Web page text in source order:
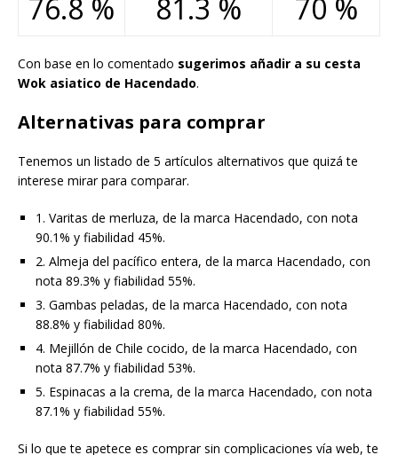
76.8 % 81.3 % 70 %
Con base en lo comentado sugerimos añadir a su cesta
Wok asiatico de Hacendado.
Alternativas para comprar
Tenemos un listado de 5 artículos alternativos que quizá te
interese mirar para comparar.
1. Varitas de merluza, de la marca Hacendado, con nota
90.1% y fiabilidad 45%.
2. Almeja del pacífico entera, de la marca Hacendado, con
nota 89.3% y fiabilidad 55%.
3. Gambas peladas, de la marca Hacendado, con nota
88.8% y fiabilidad 80%.
4. Mejillón de Chile cocido, de la marca Hacendado, con
nota 87.7% y fiabilidad 53%.
5. Espinacas a la crema, de la marca Hacendado, con nota
87.1% y fiabilidad 55%.
Si lo que te apetece es comprar sin complicaciones vía web, te